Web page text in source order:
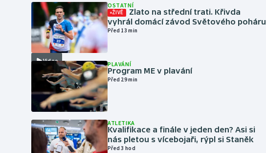
Video
OSTATNÍ
ŽIVĚ
Zlato na střední trati. Křivda
vyhrál domácí závod Světového poháru
Před 13 min
PLAVÁNÍ
Program ME v plavání
Před 29 min
ATLETIKA
Kvalifikace a finále v jeden den? Asi si
nás pletou s vícebojaři, rýpl si Staněk
Před 3 hod